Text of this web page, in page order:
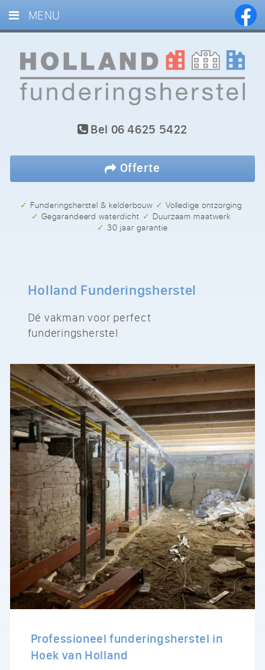
Bel 06 4625 5422
Offerte
✓ Funderingsherstel & kelderbouw
✓ Volledige ontzorging
✓ Gegarandeerd waterdicht
✓ Duurzaam maatwerk
✓ 30 jaar garantie
MENU
DIENSTEN
PROJECTEN
Holland Funderingsherstel
Dé vakman voor perfect
funderingsherstel
Professioneel funderingsherstel in
Hoek van Holland